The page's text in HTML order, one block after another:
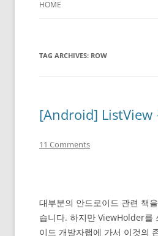
HOME
TAG ARCHIVES: ROW
[Android] ListView
11 Comments
대부분의 안드로이드 관련 책
습니다. 하지만 ViewHolder를
이드 개발자랩에 가서 이것의